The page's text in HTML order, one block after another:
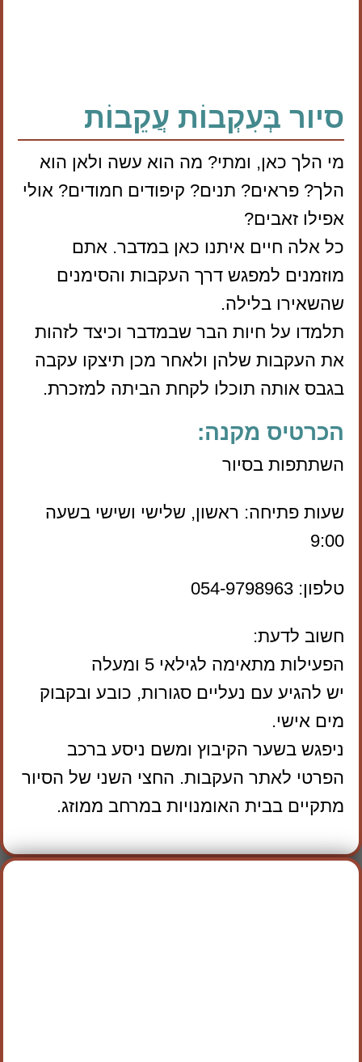
סיור בְּעִקְבוֹת עֲקֵבוֹת
מי הלך כאן, ומתי? מה הוא עשה ולאן הוא
הלך? פראים? תנים? קיפודים חמודים? אולי
אפילו זאבים?
כל אלה חיים איתנו כאן במדבר. אתם
מוזמנים למפגש דרך העקבות והסימנים
שהשאירו בלילה.
תלמדו על חיות הבר שבמדבר וכיצד לזהות
את העקבות שלהן ולאחר מכן תיצקו עקבה
בגבס אותה תוכלו לקחת הביתה למזכרת.
הכרטיס מקנה:
השתתפות בסיור
שעות פתיחה: ראשון, שלישי ושישי בשעה
9:00
טלפון: 054-9798963
חשוב לדעת:
הפעילות מתאימה לגילאי 5 ומעלה
יש להגיע עם נעליים סגורות, כובע ובקבוק
מים אישי.
ניפגש בשער הקיבוץ ומשם ניסע ברכב
הפרטי לאתר העקבות. החצי השני של הסיור
מתקיים בבית האומנויות במרחב ממוזג.